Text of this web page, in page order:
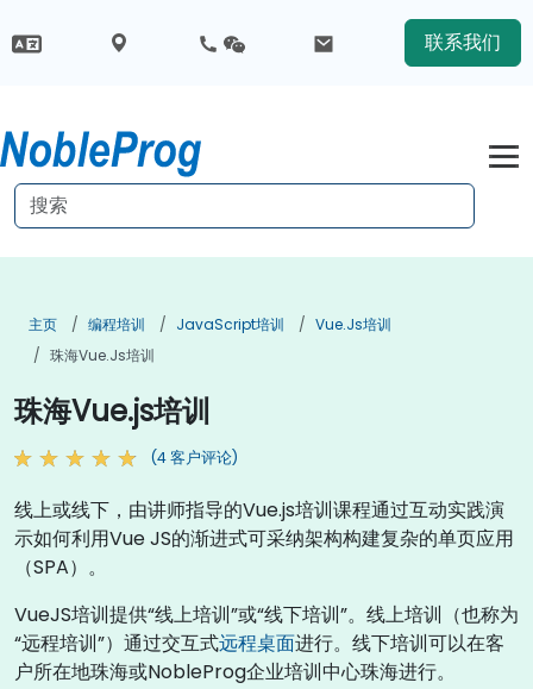
联系我们
主页 编程培训 JavaScript培训
Vue.js培训
珠海Vue.js培训
珠海Vue.js培训
(4 客户评论)
线上或线下，由讲师指导的Vue.js培训课程通过互动实践演
示如何利用Vue JS的渐进式可采纳架构构建复杂的单页应用
（SPA）。
VueJS培训提供“线上培训”或“线下培训”。线上培训（也称为
“远程培训”）通过交互式远程桌面进行。线下培训可以在客
户所在地珠海或NobleProg企业培训中心珠海进行。